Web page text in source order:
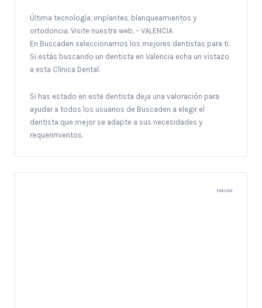
Última tecnología, implantes, blanqueamientos y
ortodoncia. Visite nuestra web. – VALENCIA
En Buscaden seleccionamos los mejores dentistas para ti.
Si estás buscando un dentista en Valencia echa un vistazo
a esta Clínica Dental.
Si has estado en este dentista deja una valoración para
ayudar a todos los usuarios de Buscaden a elegir el
dentista que mejor se adapte a sus necesidades y
requerimientos.
Publicidad